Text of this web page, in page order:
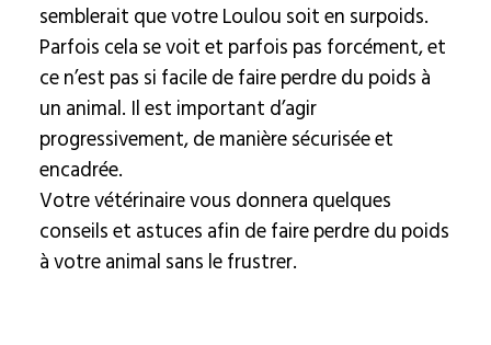
semblerait que votre Loulou soit en surpoids.
Parfois cela se voit et parfois pas forcément, et
ce n’est pas si facile de faire perdre du poids à
un animal. Il est important d’agir
progressivement, de manière sécurisée et
encadrée.
Votre vétérinaire vous donnera quelques
conseils et astuces afin de faire perdre du poids
à votre animal sans le frustrer.